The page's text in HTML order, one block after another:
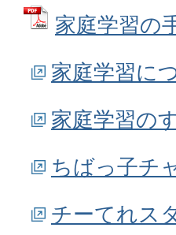
家庭学習の
家庭学習に
家庭学習の
ちばっ子チ
チーてれス